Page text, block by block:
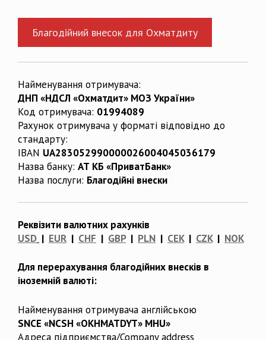
Благодійний внесок для Охматдиту
Найменування отримувача:
ДНП «НДСЛ «Охматдит» МОЗ України»
Код отримувача: 01994089
Рахунок отримувача у форматі відповідно до
стандарту:
IBAN UA283052990000026004045036179
Назва банку: АТ КБ «ПриватБанк»
Назва послуги: Благодійні внески
Реквізити валютних рахунків
USD | EUR | CHF | GBP| PLN | CEK| CZK| NOK
Для перерахування благодійних внесків в
іноземній валюті:
Найменування отримувача англійською
SNCE «NCSH «OKHMATDYT» MHU»
Адреса підприємства/Company address